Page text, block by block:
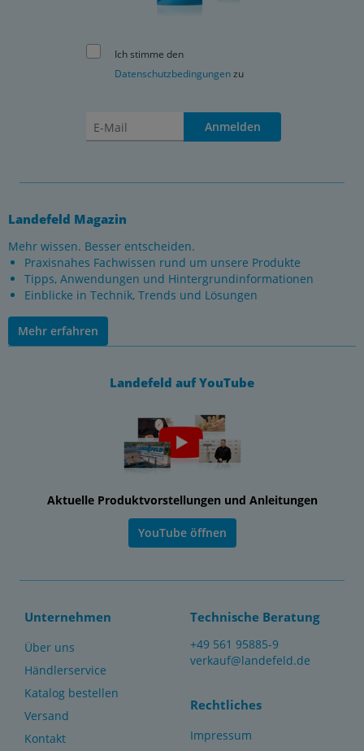
Ich stimme den
Datenschutzbedingungenzu
Anmelden
Landefeld Magazin
Mehr wissen. Besser entscheiden.
Praxisnahes Fachwissen rund um unsere Produkte
Tipps, Anwendungen und Hintergrundinformationen
Einblicke in Technik, Trends und Lösungen
Mehr erfahren
Landefeld auf YouTube
Aktuelle Produktvorstellungen und Anleitungen
YouTube öffnen
Unternehmen
Über uns
Händlerservice
Katalog bestellen
Versand
Kontakt
Technische Beratung
+49 561 95885-9
verkauf@landefeld.de
Rechtliches
Impressum